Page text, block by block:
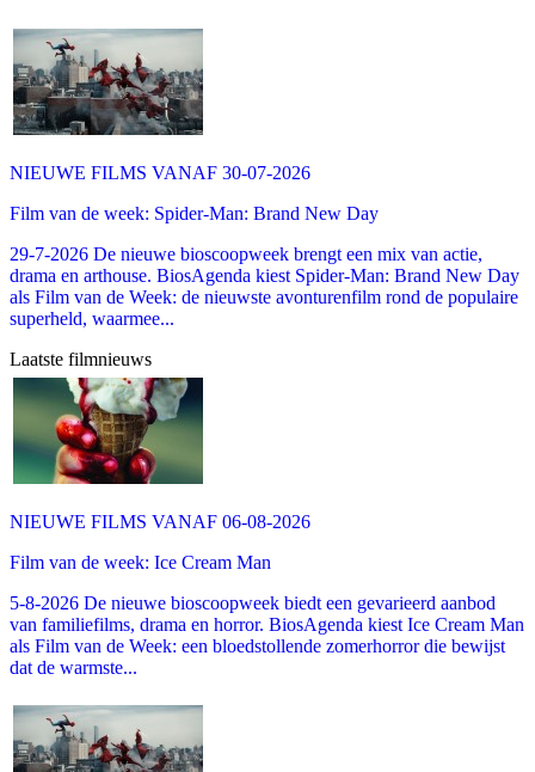
NIEUWE FILMS VANAF 30-07-2026
Film van de week: Spider-Man: Brand New Day
29-7-2026 De nieuwe bioscoopweek brengt een mix van actie,
drama en arthouse. BiosAgenda kiest Spider-Man: Brand New Day
als Film van de Week: de nieuwste avonturenfilm rond de populaire
superheld, waarmee...
Laatste filmnieuws
NIEUWE FILMS VANAF 06-08-2026
Film van de week: Ice Cream Man
5-8-2026 De nieuwe bioscoopweek biedt een gevarieerd aanbod
van familiefilms, drama en horror. BiosAgenda kiest Ice Cream Man
als Film van de Week: een bloedstollende zomerhorror die bewijst
dat de warmste...